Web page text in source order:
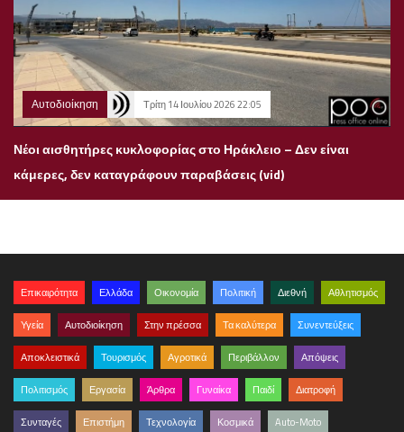
Αυτοδιοίκηση Τρίτη 14 Ιουλίου 2026 22:05
Νέοι αισθητήρες κυκλοφορίας στο Ηράκλειο – Δεν είναι
κάμερες, δεν καταγράφουν παραβάσεις (vid)
Επικαιρότητα Ελλάδα Οικονομία Πολιτική Διεθνή Αθλητισμός
Υγεία Αυτοδιοίκηση Στην πρέσσα Τα καλύτερα Συνεντεύξεις
Αποκλειστικά Τουρισμός Αγροτικά Περιβάλλον Απόψεις
Πολιτισμός Εργασία Άρθρα Γυναίκα Παιδί Διατροφή
Συνταγές Επιστήμη Τεχνολογία Κοσμικά Auto-Moto